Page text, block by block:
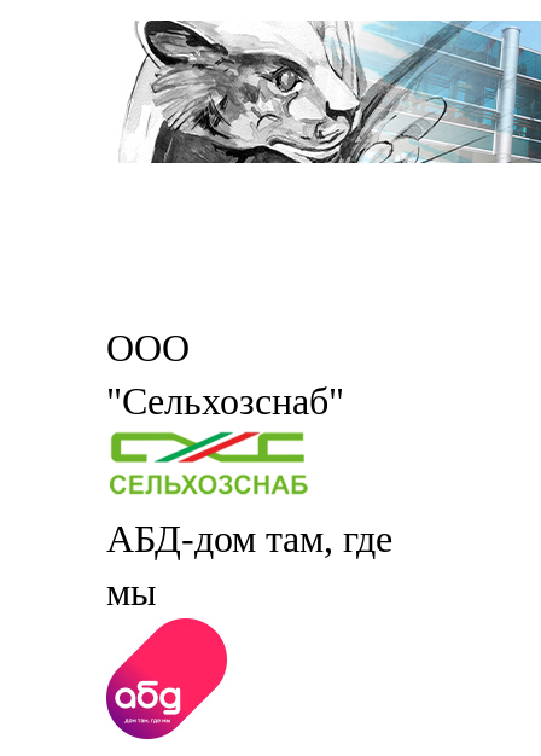
ООО
"Сельхозснаб"
АБД-дом там, где
мы